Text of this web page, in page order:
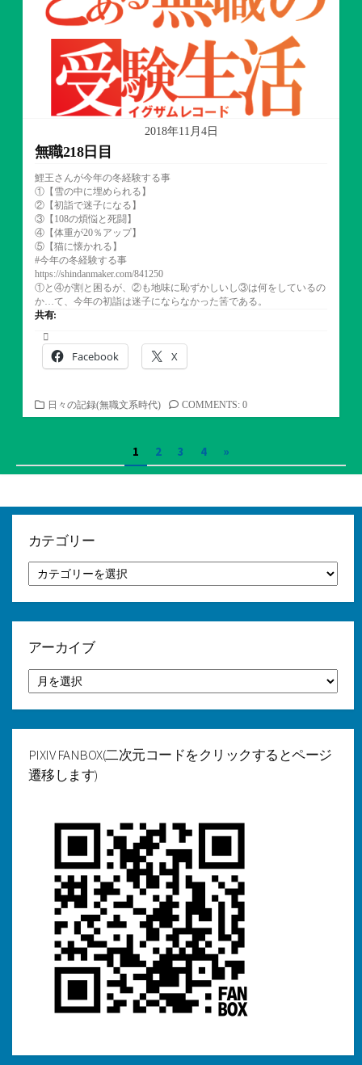
2018年11月4日
無職218日目
鯉王さんが今年の冬経験する事
①【雪の中に埋められる】
②【初詣で迷子になる】
③【108の煩悩と死闘】
④【体重が20％アップ】
⑤【猫に懐かれる】
#今年の冬経験する事
https://shindanmaker.com/841250
①と④が割と困るが、②も地味に恥ずかしいし③は何をしているの
か…て、今年の初詣は迷子にならなかった筈である。
共有:
Facebook X
カ
テ
ー
日々の記録(無職文系時代) COMMENTS: 0
稿
の
ペ
ー
ジ
送
り
1 2 3 4 »
カテゴリー
テ
ゴ
アーカイブ
ー
カ
PIXIV FANBOX(二次元コードをクリックするとページ
遷移します)